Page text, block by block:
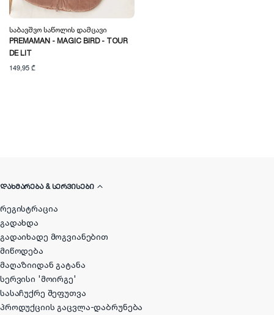
Საბავშვო Საწოლის Დამცავი
PREMAMAN - MAGIC BIRD - TOUR
DE LIT
149,95 ₾
ᲓᲐᲮᲛᲐᲠᲔᲑᲐ & ᲡᲔᲠᲕᲘᲡᲔᲑᲘ
რეგისტრაცია
გადახდა
გადაიხადე მოგვიანებით
მიწოდება
მაღაზიიდან გატანა
სერვისი 'მოირგე'
სასაჩუქრე შეფუთვა
პროდუქციის გაცვლა-დაბრუნება